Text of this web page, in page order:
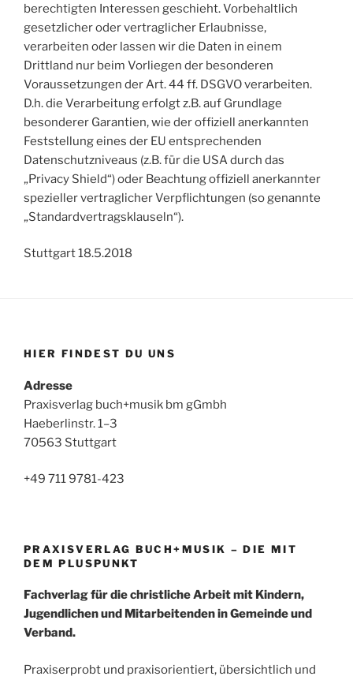
berechtigten Interessen geschieht. Vorbehaltlich
gesetzlicher oder vertraglicher Erlaubnisse,
verarbeiten oder lassen wir die Daten in einem
Drittland nur beim Vorliegen der besonderen
Voraussetzungen der Art. 44 ff. DSGVO verarbeiten.
D.h. die Verarbeitung erfolgt z.B. auf Grundlage
besonderer Garantien, wie der offiziell anerkannten
Feststellung eines der EU entsprechenden
Datenschutzniveaus (z.B. für die USA durch das
„Privacy Shield“) oder Beachtung offiziell anerkannter
spezieller vertraglicher Verpflichtungen (so genannte
„Standardvertragsklauseln“).
Stuttgart 18.5.2018
HIER FINDEST DU UNS
Adresse
Praxisverlag buch+musik bm gGmbh
Haeberlinstr. 1–3
70563 Stuttgart
+49 711 9781-423
PRAXISVERLAG BUCH+MUSIK – DIE MIT
DEM PLUSPUNKT
Fachverlag für die christliche Arbeit mit Kindern,
Jugendlichen und Mitarbeitenden in Gemeinde und
Verband.
Praxiserprobt und praxisorientiert, übersichtlich und